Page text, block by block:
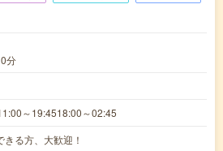
分
～19:4518:00～02:45
る方、大歓迎！